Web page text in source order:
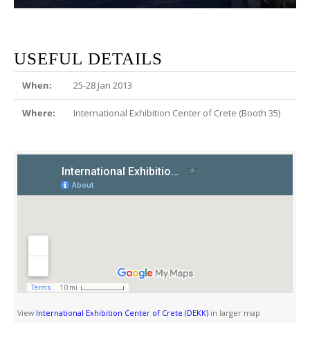
USEFUL DETAILS
When: 25-28 Jan 2013
Where: International Exhibition Center of Crete (Booth 35)
View International Exhibition Center of Crete (DEKK) in larger map